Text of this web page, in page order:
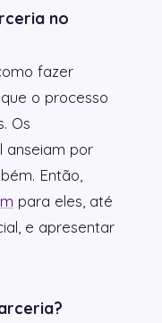
no
fazer
o processo
Os
anseiam por
Então,
para eles, até
e apresentar